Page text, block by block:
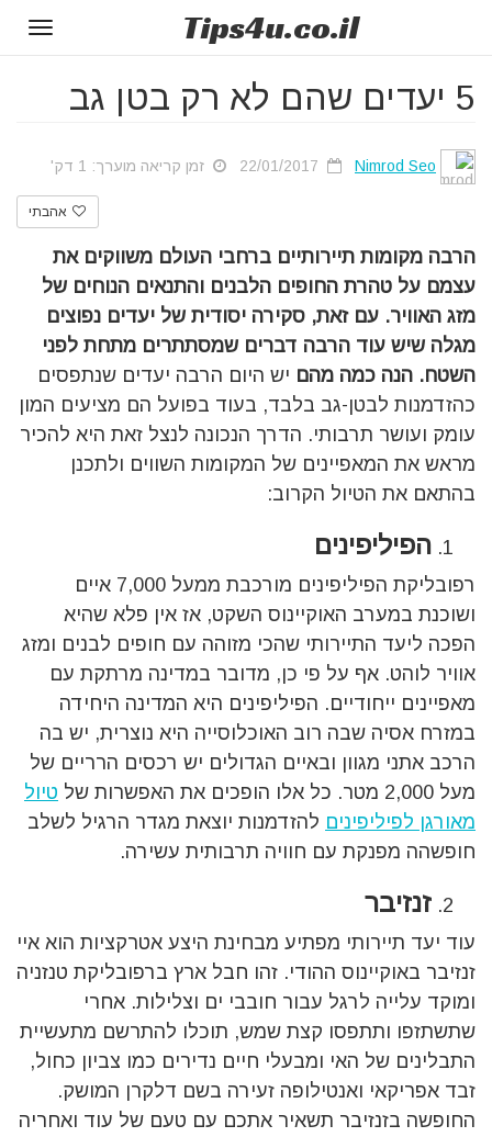
Tips4u.co.il
5 יעדים שהם לא רק בטן גב
Nimrod Seo זמן קריאה מוערך: 1 דק'
אהבתי
הרבה מקומות תיירותיים ברחבי העולם משווקים את
עצמם על טהרת החופים הלבנים והתנאים הנוחים של
מזג האוויר. עם זאת, סקירה יסודית של יעדים נפוצים
מגלה שיש עוד הרבה דברים שמסתתרים מתחת לפני
השטח. הנה כמה מהם יש היום הרבה יעדים שנתפסים
כהזדמנות לבטן-גב בלבד, בעוד בפועל הם מציעים המון
עומק ועושר תרבותי. הדרך הנכונה לנצל זאת היא להכיר
מראש את המאפיינים של המקומות השווים ולתכנן
בהתאם את הטיול הקרוב:
הפיליפינים
רפובליקת הפיליפינים מורכבת ממעל 7,000 איים
ושוכנת במערב האוקיינוס השקט, אז אין פלא שהיא
הפכה ליעד התיירותי שהכי מזוהה עם חופים לבנים ומזג
אוויר לוהט. אף על פי כן, מדובר במדינה מרתקת עם
מאפיינים ייחודיים. הפיליפינים היא המדינה היחידה
במזרח אסיה שבה רוב האוכלוסייה היא נוצרית, יש בה
הרכב אתני מגוון ובאיים הגדולים יש רכסים הרריים של
מעל 2,000 מטר. כל אלו הופכים את האפשרות של
טיול
מאורגן לפיליפינים להזדמנות יוצאת מגדר הרגיל לשלב
חופשהה מפנקת עם חוויה תרבותית עשירה.
זנזיבר
עוד יעד תיירותי מפתיע מבחינת היצע אטרקציות הוא איי
זנזיבר באוקיינוס ההודי. זהו חבל ארץ ברפובליקת טנזניה
ומוקד עלייה לרגל עבור חובבי ים וצלילות. אחרי
שתשתזפו ותתפסו קצת שמש, תוכלו להתרשם מתעשיית
התבלינים של האי ומבעלי חיים נדירים כמו צביון כחול,
זבד אפריקאי ואנטילופה זעירה בשם דלקרן המושק.
החופשה בזנזיבר תשאיר אתכם עם טעם של עוד ואחריה